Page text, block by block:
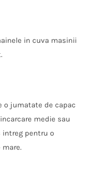
in cuva masinii
o jumatate de capac
medie sau
intreg pentru o
mare.